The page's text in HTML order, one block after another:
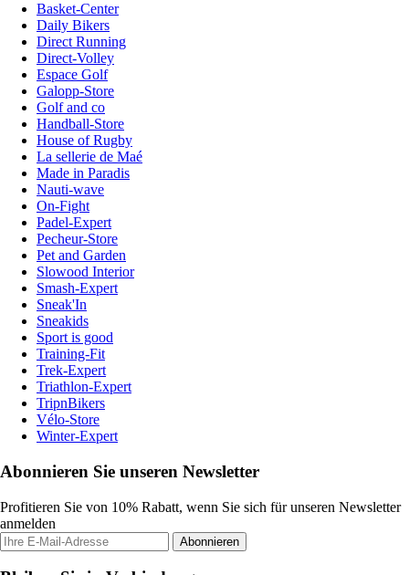
Basket-Center
Daily Bikers
Direct Running
Direct-Volley
Espace Golf
Galopp-Store
Golf and co
Handball-Store
House of Rugby
La sellerie de Maé
Made in Paradis
Nauti-wave
On-Fight
Padel-Expert
Pecheur-Store
Pet and Garden
Slowood Interior
Smash-Expert
Sneak'In
Sneakids
Sport is good
Training-Fit
Trek-Expert
Triathlon-Expert
TripnBikers
Vélo-Store
Winter-Expert
Abonnieren Sie unseren Newsletter
Profitieren Sie von 10% Rabatt, wenn Sie sich für unseren Newsletter
anmelden
Abonnieren